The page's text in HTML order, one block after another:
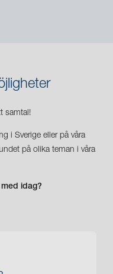
samtal!
i Sverige eller på våra
på olika teman i våra
idag?